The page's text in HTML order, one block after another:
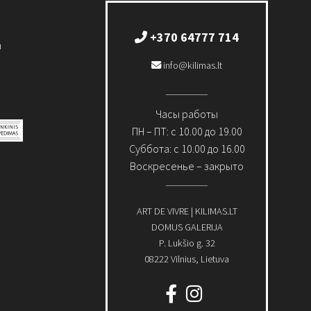
+370 64777 714
info@kilimas.lt
Часы работы
ПН – ПТ: с 10.00 до 19.00
Суббота: с 10.00 до 16.00
Воскресенье – закрыто
ART DE VIVRE | KILIMAS.LT
DOMUS GALERIJA
P. Lukšio g. 32
08222 Vilnius, Lietuva